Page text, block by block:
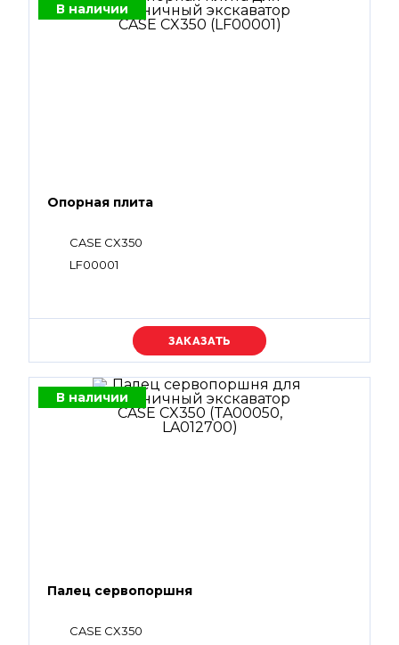
В наличии
Опорная плита
CASE CX350
LF00001
Уточняйте цену
В наличии
Палец сервопоршня
CASE CX350